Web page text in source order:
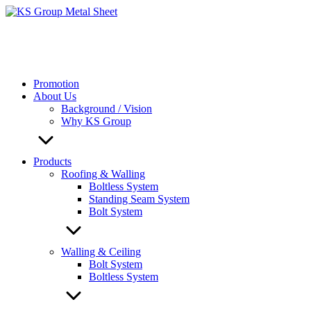
Skip
Promotion
About Us
Background / Vision
Why KS Group
Products
Roofing & Walling
Boltless System
Standing Seam System
Bolt System
Walling & Ceiling
Bolt System
Boltless System